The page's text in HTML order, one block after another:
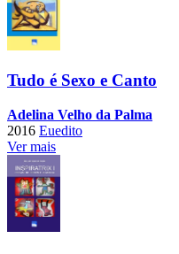
Tudo é Sexo e Canto
Adelina Velho da Palma
2016 Euedito
Ver mais